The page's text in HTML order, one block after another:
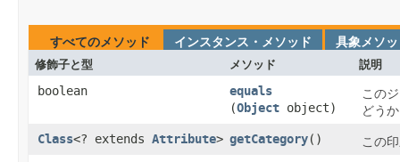
すべてのメソッド インスタンス・メソッド 具象メソ
修飾子と型 メソッド 説明
boolean equals
(Object object)
この
どう
Class<? extends Attribute> getCategory() この